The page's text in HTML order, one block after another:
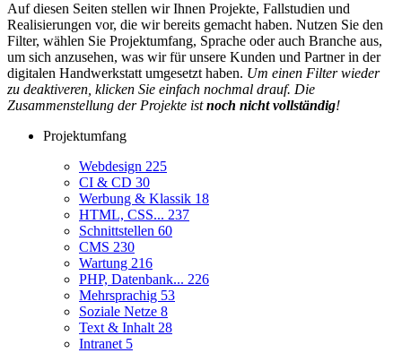
Auf diesen Seiten stellen wir Ihnen Projekte, Fallstudien und
Realisierungen vor, die wir bereits gemacht haben. Nutzen Sie den
Filter, wählen Sie Projektumfang, Sprache oder auch Branche aus,
um sich anzusehen, was wir für unsere Kunden und Partner in der
digitalen Handwerkstatt umgesetzt haben. Um einen Filter wieder
zu deaktiveren, klicken Sie einfach nochmal drauf. Die
Zusammenstellung der Projekte istnoch nicht vollständig!
Projektumfang
Webdesign 225
CI & CD 30
Werbung & Klassik 18
HTML, CSS... 237
Schnittstellen 60
CMS 230
Wartung 216
PHP, Datenbank... 226
Mehrsprachig 53
Soziale Netze 8
Text & Inhalt 28
Intranet 5